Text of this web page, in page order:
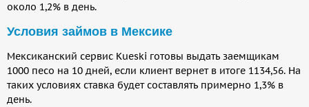
около 1,2% в день.
Условия займов в Мексике
Мексиканский сервис Kueski готовы выдать заемщикам
1000 песо на 10 дней, если клиент вернет в итоге 1134,56. На
таких условиях ставка будет составлять примерно 1,3% в
день.